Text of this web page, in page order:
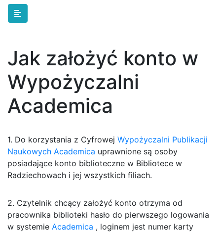
Skip to main content
Jak założyć konto w
Wypożyczalni
Academica
1. Do korzystania z Cyfrowej Wypożyczalni Publikacji
Naukowych Academica uprawnione są osoby
posiadające konto biblioteczne w Bibliotece w
Radziechowach i jej wszystkich filiach.
2. Czytelnik chcący założyć konto otrzyma od
pracownika biblioteki hasło do pierwszego logowania
w systemie Academica , loginem jest numer karty